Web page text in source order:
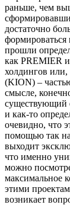
раньше, чем
достаточно
формироваться
прошли
как PREMIER
холдингов
(KION) –
смысле,
существующий
и как-то
очевидно, что
помощью так
выходит
что именно
можно
максимальное
этими
возникает